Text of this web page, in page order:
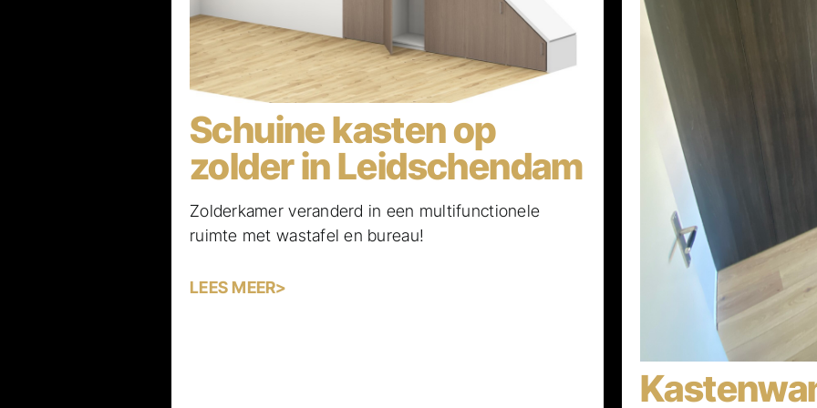
Schuine kasten op
zolder in Leidschendam
Zolderkamer veranderd in een multifunctionele
ruimte met wastafel en bureau!
LEES MEER>